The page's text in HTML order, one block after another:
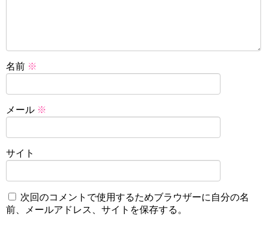
名前 ※
メール ※
サイト
次回のコメントで使用するためブラウザーに自分の名
前、メールアドレス、サイトを保存する。